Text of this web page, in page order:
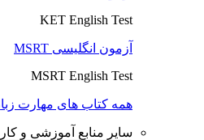
KET English Test
آزمون انگلیسی MSRT
MSRT English Test
همه کتاب های مهارت
سایر منابع آموزشی و